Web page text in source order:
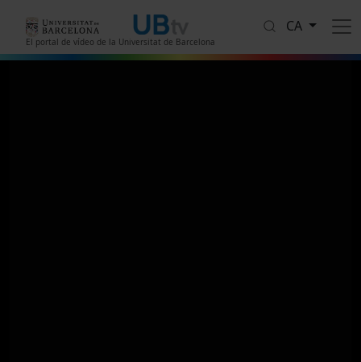
El portal de vídeo de la Universitat de Barcelona
CA